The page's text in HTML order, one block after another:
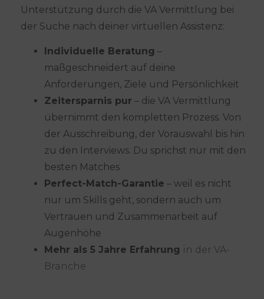
Unterstützung durch die VA Vermittlung bei
der Suche nach deiner virtuellen Assistenz:
Individuelle Beratung –
maßgeschneidert auf deine
Anforderungen, Ziele und Persönlichkeit
Zeitersparnis pur – die VA Vermittlung
übernimmt den kompletten Prozess. Von
der Ausschreibung, der Vorauswahl bis hin
zu den Interviews. Du sprichst nur mit den
besten Matches
Perfect-Match-Garantie – weil es nicht
nur um Skills geht, sondern auch um
Vertrauen und Zusammenarbeit auf
Augenhöhe
Mehr als 5 Jahre Erfahrung in der VA-
Branche